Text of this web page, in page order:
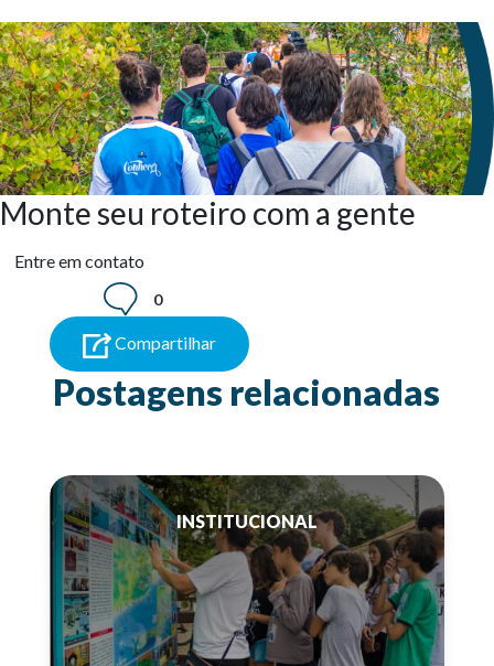
Monte seu roteiro com a gente
Entre em contato
0
Compartilhar
Postagens relacionadas
INSTITUCIONAL